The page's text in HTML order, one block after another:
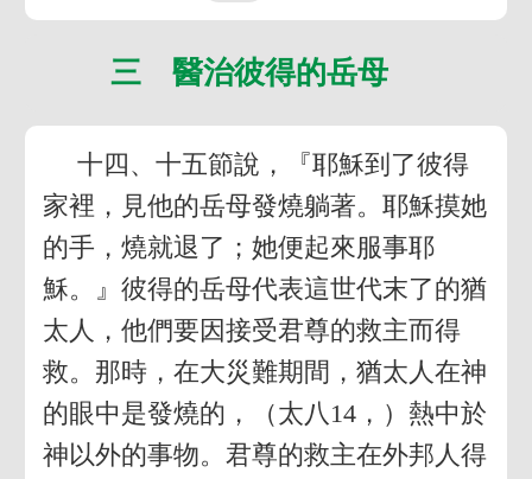
三 醫治彼得的岳母
十四、十五節說，『耶穌到了彼得
家裡，見他的岳母發燒躺著。耶穌摸她
的手，燒就退了；她便起來服事耶
穌。』彼得的岳母代表這世代末了的猶
太人，他們要因接受君尊的救主而得
救。那時，在大災難期間，猶太人在神
的眼中是發燒的，（太八14，）熱中於
神以外的事物。君尊的救主在外邦人得